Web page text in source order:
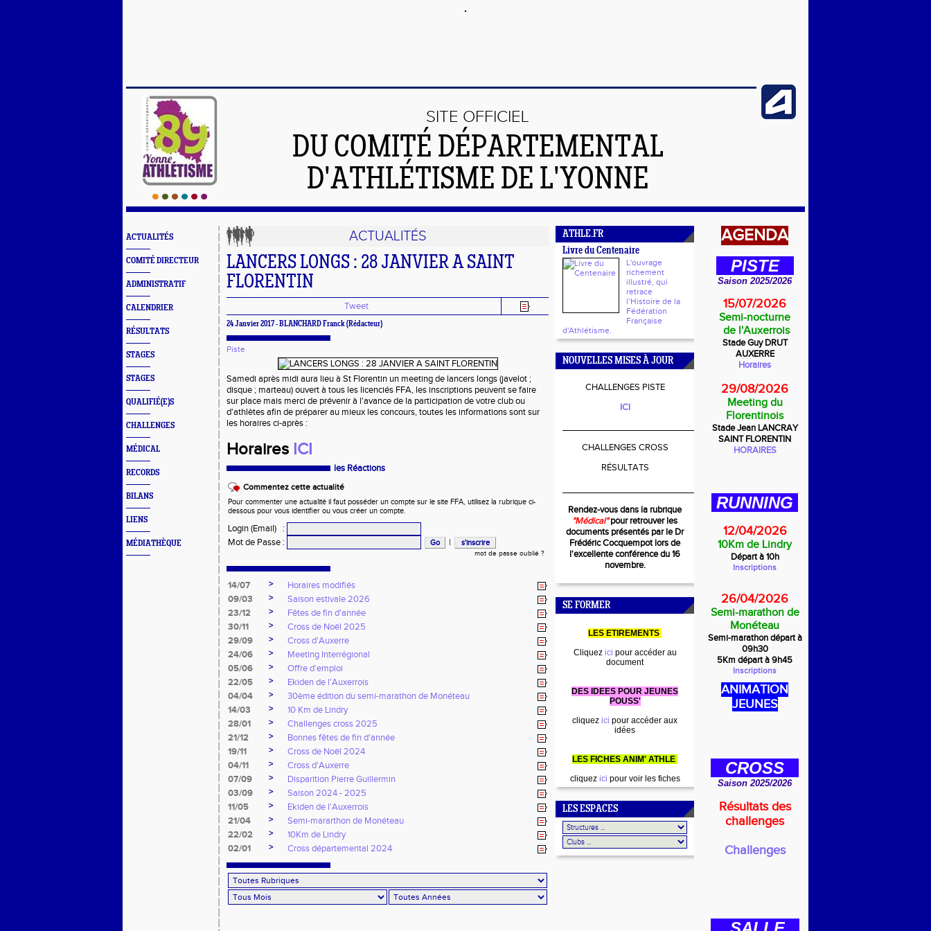
SITE OFFICIEL
DU COMITÉ DÉPARTEMENTAL
D'ATHLÉTISME DE L'YONNE
ACTUALITÉS
COMITÉ DIRECTEUR
ADMINISTRATIF
CALENDRIER
RÉSULTATS
STAGES
STAGES
QUALIFIÉ(E)S
CHALLENGES
MÉDICAL
RECORDS
BILANS
LIENS
MÉDIATHÈQUE
ACTUALITÉS
LANCERS LONGS : 28 JANVIER A SAINT
FLORENTIN
Tweet
24 Janvier 2017 - BLANCHARD Franck (Rédacteur)
Piste
Samedi après midi aura lieu à St Florentin un meeting de lancers longs (javelot ;
disque ; marteau) ouvert à tous les licenciés FFA, les inscriptions peuvent se faire
sur place mais merci de prévenir à l'avance de la participation de votre club ou
d'athlètes afin de préparer au mieux les concours, toutes les informations sont sur
les horaires ci-après :
Horaires ICI
les Réactions
Commentez cette actualité
Pour commenter une actualité il faut posséder un compte sur le site FFA, utilisez la rubrique ci-
dessous pour vous identifier ou vous créer un compte.
Login (Email)
:
Mot de Passe : |
mot de passe oublié ?
14/07 >
Horaires modifiés
09/03
>
Saison estivale 2026
23/12
>
Fêtes de fin d'année
30/11
>
Cross de Noël 2025
29/09
>
Cross d'Auxerre
24/06
>
Meeting Interrégional
05/06
>
Offre d'emploi
22/05
>
Ekiden de l'Auxerrois
04/04
>
30ème édition du semi-marathon de Monéteau
14/03
>
10 Km de Lindry
28/01
>
Challenges cross 2025
21/12
>
Bonnes fêtes de fin d'année
19/11
>
Cross de Noël 2024
04/11
>
Cross d'Auxerre
07/09
>
Disparition Pierre Guillermin
03/09
>
Saison 2024 - 2025
11/05
>
Ekiden de l'Auxerrois
21/04
>
Semi-mararthon de Monéteau
22/02
>
10Km de Lindry
02/01
> Cross départemental 2024
ATHLE.FR
Livre du Centenaire
L'ouvrage
richement
illustré, qui
retrace
l’Histoire de la
Fédération
Française
d'Athlétisme.
NOUVELLES MISES À JOUR
CHALLENGES PISTE
ICI
CHALLENGES CROSS
RÉSULTATS
Rendez-vous dans la rubrique
"Médical"pour retrouver les
documents présentés par le Dr
Frédéric Cocquempot lors de
l'excellente conférence du 16
novembre.
SE FORMER
LES ETIREMENTS
Cliquez ici pour accéder au
document
DES IDEES POUR JEUNES
POUSS'
cliquez ici pour accéder aux
idées
LES FICHES ANIM' ATHLE
cliquez ici pour voir les fiches
LES ESPACES
AGENDA
PISTE
Saison 2025/2026
15/07/2026
Semi-nocturne
de l'Auxerrois
Stade Guy DRUT
AUXERRE
Horaires
29/08/2026
Meeting du
Florentinois
Stade Jean LANCRAY
SAINT FLORENTIN
HORAIRES
RUNNING
12/04/2026
10Km de Lindry
Départ à 10h
Inscriptions
26/04/2026
Semi-marathon de
Monéteau
Semi-marathon départ à
09h30
5Km départ à 9h45
Inscriptions
ANIMATION
JEUNES
CROSS
Saison 2025/2026
Résultats des
challenges
Challenges